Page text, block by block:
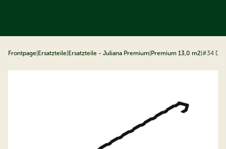
Frontpage Ersatzteile Ersatzteile - Juliana Premium Premium 13,0 m2 #34